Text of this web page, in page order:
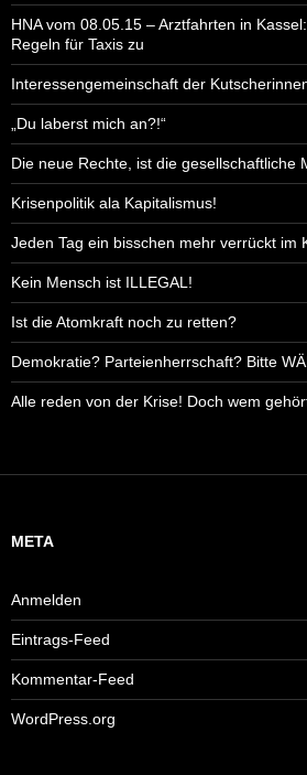
HNA vom 08.05.15 – Arztfahrten in
Regeln für Taxis zu
Interessengemeinschaft der
„Du laberst mich an?!“
Die neue Rechte, ist die gesellschaftliche
Krisenpolitik ala Kapitalismus!
Jeden Tag ein bisschen mehr verrückt im
Kein Mensch ist ILLEGAL!
Ist die Atomkraft noch zu retten?
Demokratie? Parteienherrschaft? Bitte
Alle reden von der Krise! Doch wem
META
Anmelden
Eintrags-Feed
Kommentar-Feed
WordPress.org